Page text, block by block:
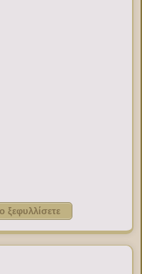
ξεφυλλίσετε